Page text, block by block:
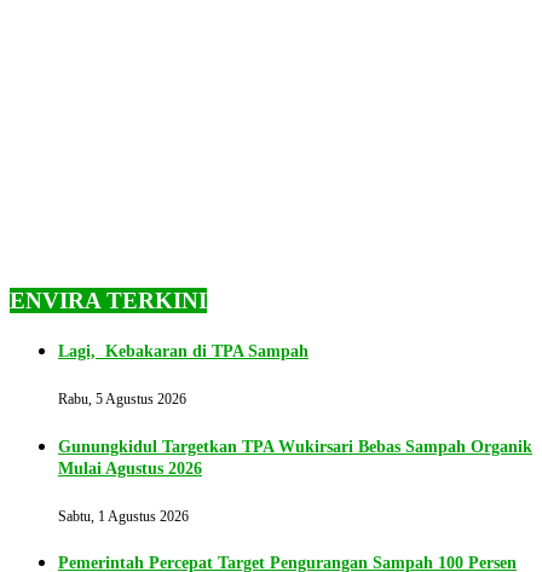
ENVIRA TERKINI
Lagi, Kebakaran di TPA Sampah
Rabu, 5 Agustus 2026
Gunungkidul Targetkan TPA Wukirsari Bebas Sampah Organik
Mulai Agustus 2026
Sabtu, 1 Agustus 2026
Pemerintah Percepat Target Pengurangan Sampah 100 Persen